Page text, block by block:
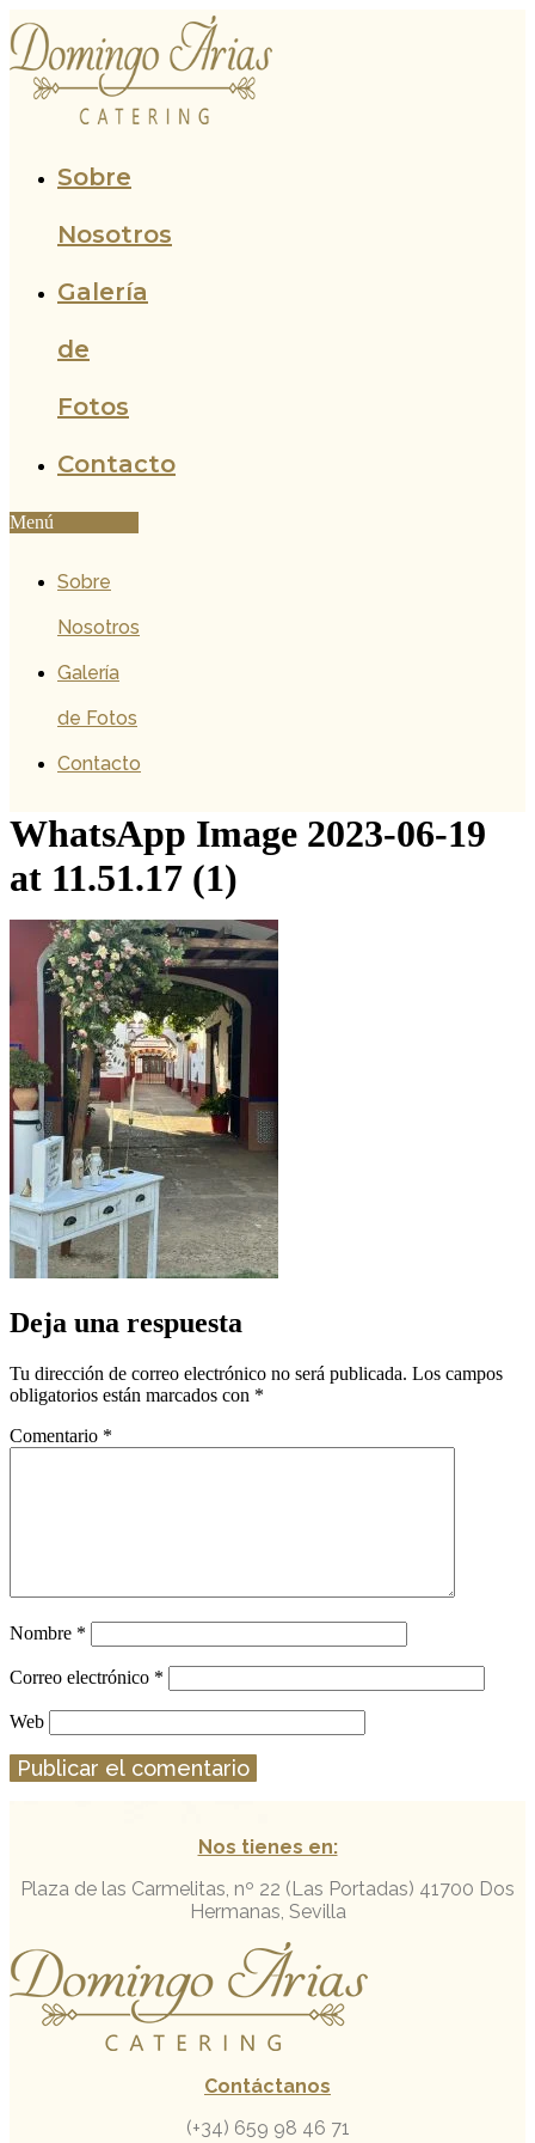
al
contenido
Sobre
Nosotros
Galería
de
Fotos
Contacto
Menú
Sobre
Nosotros
Galería
de Fotos
Contacto
WhatsApp Image 2023-06-19
at 11.51.17 (1)
Deja una respuesta
Tu dirección de correo electrónico no será publicada. Los campos
obligatorios están marcados con *
Comentario *
Nombre *
Correo electrónico *
Web
Nos tienes en:
Plaza de las Carmelitas, nº 22 (Las Portadas) 41700 Dos
Hermanas, Sevilla
Contáctanos
(+34) 659 98 46 71